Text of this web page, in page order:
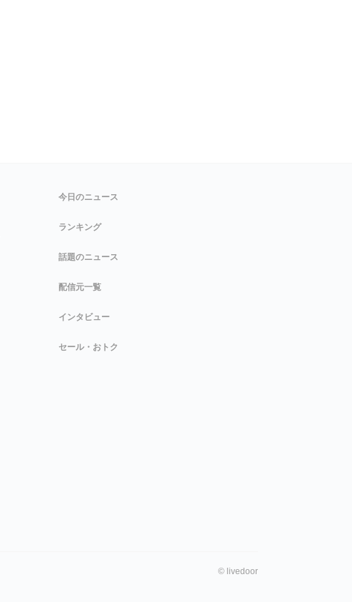
今日のニュース
ランキング
話題のニュース
配信元一覧
インタビュー
セール・おトク
© livedoor